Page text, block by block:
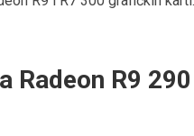
Radeon R9 290